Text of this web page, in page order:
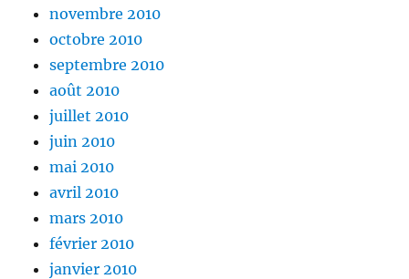
novembre 2010
octobre 2010
septembre 2010
août 2010
juillet 2010
juin 2010
mai 2010
avril 2010
mars 2010
février 2010
janvier 2010